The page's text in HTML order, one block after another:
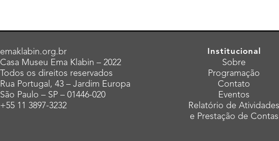
emaklabin.org.br
Casa Museu Ema Klabin – 2022
Todos os direitos reservados
Rua Portugal, 43 – Jardim Europa
São Paulo – SP – 01446-020
+55 11 3897-3232
Institucional
Sobre
Programação
Contato
Eventos
Relatório de
e Prestação de Contas